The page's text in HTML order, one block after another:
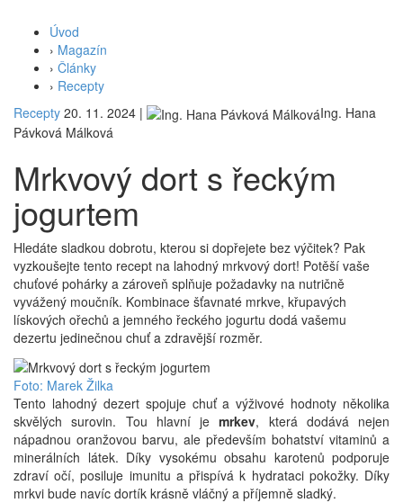
Úvod
› Magazín
› Články
› Recepty
Recepty 20. 11. 2024 |
Ing. Hana
Pávková Málková
Mrkvový dort s řeckým
jogurtem
Hledáte sladkou dobrotu, kterou si dopřejete bez výčitek? Pak
vyzkoušejte tento recept na lahodný mrkvový dort! Potěší vaše
chuťové pohárky a zároveň splňuje požadavky na nutričně
vyvážený moučník. Kombinace šťavnaté mrkve, křupavých
lískových ořechů a jemného řeckého jogurtu dodá vašemu
dezertu jedinečnou chuť a zdravější rozměr.
Foto: Marek Žilka
Tento lahodný dezert spojuje chuť a výživové hodnoty několika
skvělých surovin. Tou hlavní jemrkev, která dodává nejen
nápadnou oranžovou barvu, ale především bohatství vitaminů a
minerálních látek. Díky vysokému obsahu karotenů podporuje
zdraví očí, posiluje imunitu a přispívá k hydrataci pokožky. Díky
mrkvi bude navíc dortík krásně vláčný a příjemně sladký.